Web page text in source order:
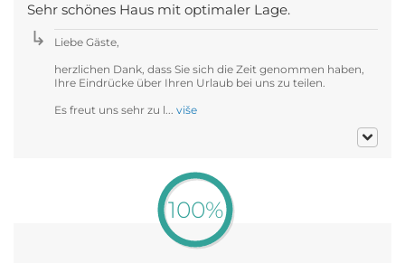
Sehr schönes Haus mit optimaler Lage.
Liebe Gäste,
herzlichen Dank, dass Sie sich die Zeit genommen haben,
Ihre Eindrücke über Ihren Urlaub bei uns zu teilen.
Es freut uns sehr zu l... više
100%